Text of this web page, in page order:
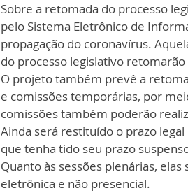
Sobre a retomada do processo
pelo Sistema Eletrônico de
propagação do coronavírus.
do processo legislativo
O projeto também prevê a
e comissões temporárias, por
comissões também poderão
Ainda será restituído o prazo
que tenha tido seu prazo
Quanto às sessões plenárias,
eletrônica e não presencial.